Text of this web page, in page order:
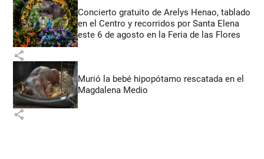
Concierto gratuito de Arelys Henao, tablado
en el Centro y recorridos por Santa Elena
este 6 de agosto en la Feria de las Flores
share
Murió la bebé hipopótamo rescatada en el
Magdalena Medio
share